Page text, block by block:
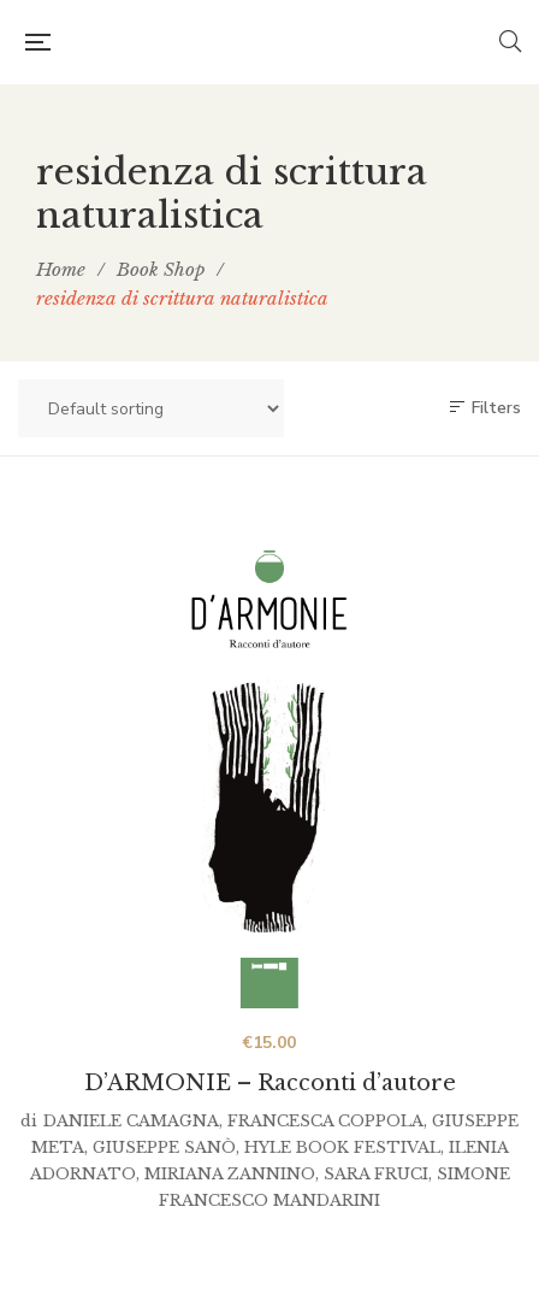
residenza di scrittura
naturalistica
Home / Book Shop /
residenza di scrittura naturalistica
Filters
D’ARMONIE – Racconti d’autore
€15.00
di DANIELE CAMAGNA, FRANCESCA COPPOLA, GIUSEPPE
META, GIUSEPPE SANÒ, HYLE BOOK FESTIVAL, ILENIA
ADORNATO, MIRIANA ZANNINO, SARA FRUCI, SIMONE
FRANCESCO MANDARINI